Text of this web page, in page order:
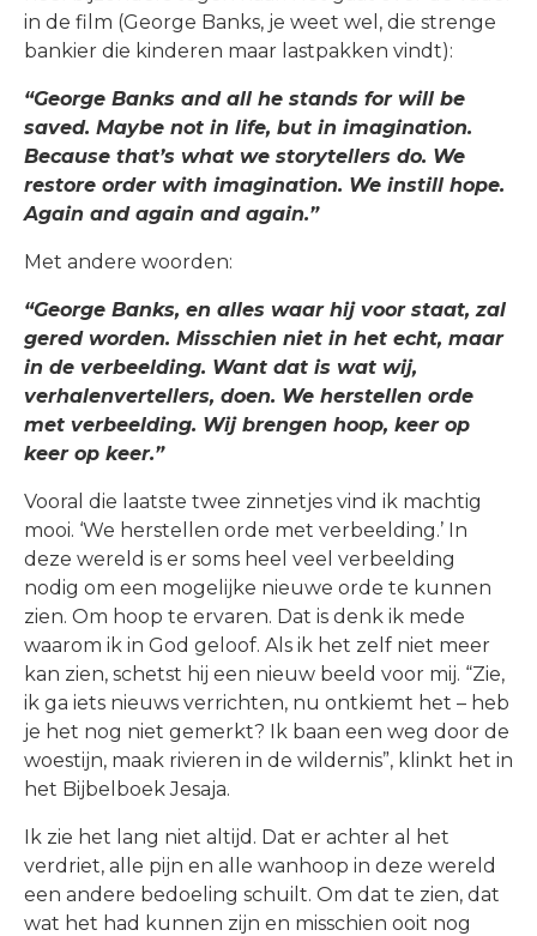
in de film (George Banks, je weet wel, die strenge
bankier die kinderen maar lastpakken vindt):
“George Banks and all he stands for will be
saved. Maybe not in life, but in imagination.
Because that’s what we storytellers do. We
restore order with imagination. We instill hope.
Again and again and again.”
Met andere woorden:
“George Banks, en alles waar hij voor staat, zal
gered worden. Misschien niet in het echt, maar
in de verbeelding. Want dat is wat wij,
verhalenvertellers, doen. We herstellen orde
met verbeelding. Wij brengen hoop, keer op
keer op keer.”
Vooral die laatste twee zinnetjes vind ik machtig
mooi. ‘We herstellen orde met verbeelding.’ In
deze wereld is er soms heel veel verbeelding
nodig om een mogelijke nieuwe orde te kunnen
zien. Om hoop te ervaren. Dat is denk ik mede
waarom ik in God geloof. Als ik het zelf niet meer
kan zien, schetst hij een nieuw beeld voor mij. “Zie,
ik ga iets nieuws verrichten, nu ontkiemt het – heb
je het nog niet gemerkt? Ik baan een weg door de
woestijn, maak rivieren in de wildernis”, klinkt het in
het Bijbelboek Jesaja.
Ik zie het lang niet altijd. Dat er achter al het
verdriet, alle pijn en alle wanhoop in deze wereld
een andere bedoeling schuilt. Om dat te zien, dat
wat het had kunnen zijn en misschien ooit nog